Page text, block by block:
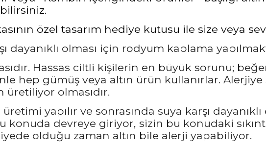
özel tasarım hediye kutusu ile size veya
olması için rodyum kaplama
Hassas ciltli kişilerin en büyük sorunu;
hep gümüş veya altın ürün kullanırlar.
olmasıdır.
yapılır ve sonrasında suya karşı
konuda devreye giriyor, sizin bu konudaki
olduğu zaman altın bile alerji yapabiliyor.